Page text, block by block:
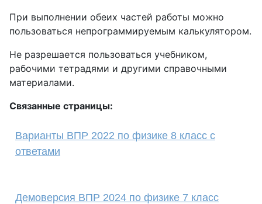
При выполнении обеих частей работы можно
пользоваться непрограммируемым калькулятором.
Не разрешается пользоваться учебником,
рабочими тетрадями и другими справочными
материалами.
Связанные страницы:
Варианты ВПР 2022 по физике 8 класс с
ответами
Демоверсия ВПР 2024 по физике 7 класс